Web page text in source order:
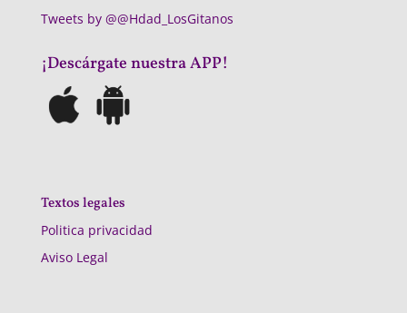
Tweets by @@Hdad_LosGitanos
¡Descárgate nuestra APP!
Textos legales
Politica privacidad
Aviso Legal